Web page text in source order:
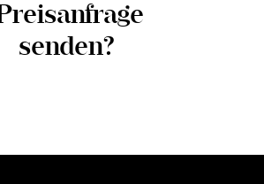
Preisanfrage
senden?